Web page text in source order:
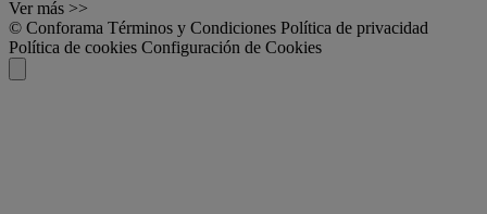
Ver más >>
© Conforama Términos y Condiciones Política de privacidad
Política de cookies Configuración de Cookies